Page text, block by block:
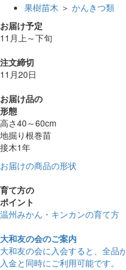
果樹苗木 ＞ かんきつ類
お届け予定
11月上～下旬
注文締切
11月20日
お届け品の
形態
高さ40～60cm
地掘り根巻苗
接木1年
お届けの商品の形状
育て方の
ポイント
温州みかん・キンカンの育て方
大和友の会のご案内
大和友の会に入会すると、 全品
入金と同時にご利用可能です。